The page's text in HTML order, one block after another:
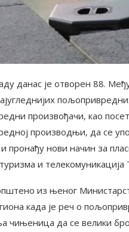
данас је отворен 88.
произвођачи, као
производњи, да се
пронађу нови начин за
и телекомуникација
из њеног
када је реч о
чињеница да се велики